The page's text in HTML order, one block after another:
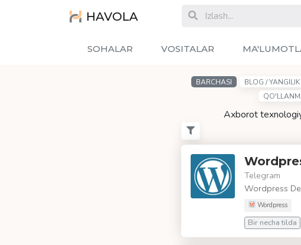
HAVOLA
SOHALAR VOSITALAR
BARCHASI BLOG / YANGILIK
Axborot
Telegram
Wordpress
Wordpress
Bir necha tilda